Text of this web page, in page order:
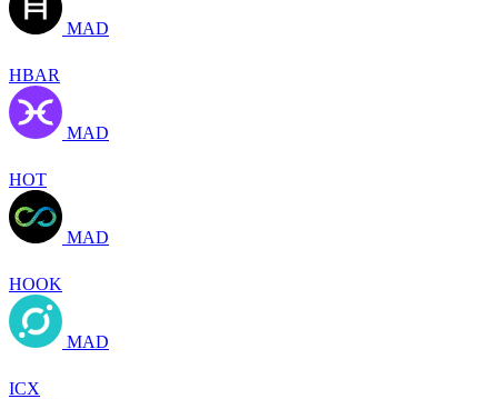
MAD
HBAR
MAD
HOT
MAD
HOOK
MAD
ICX